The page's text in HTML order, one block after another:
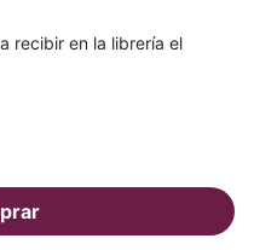
recibir en la librería el